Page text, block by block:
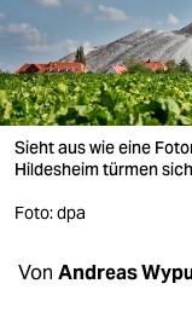
nord
wahrheit
verlag
verlag
veranstaltungen
shop
Sieht aus wie eine
Hildesheim türmen
Foto: dpa
Von Andreas